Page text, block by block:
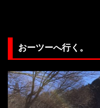
おーツーへ行く。